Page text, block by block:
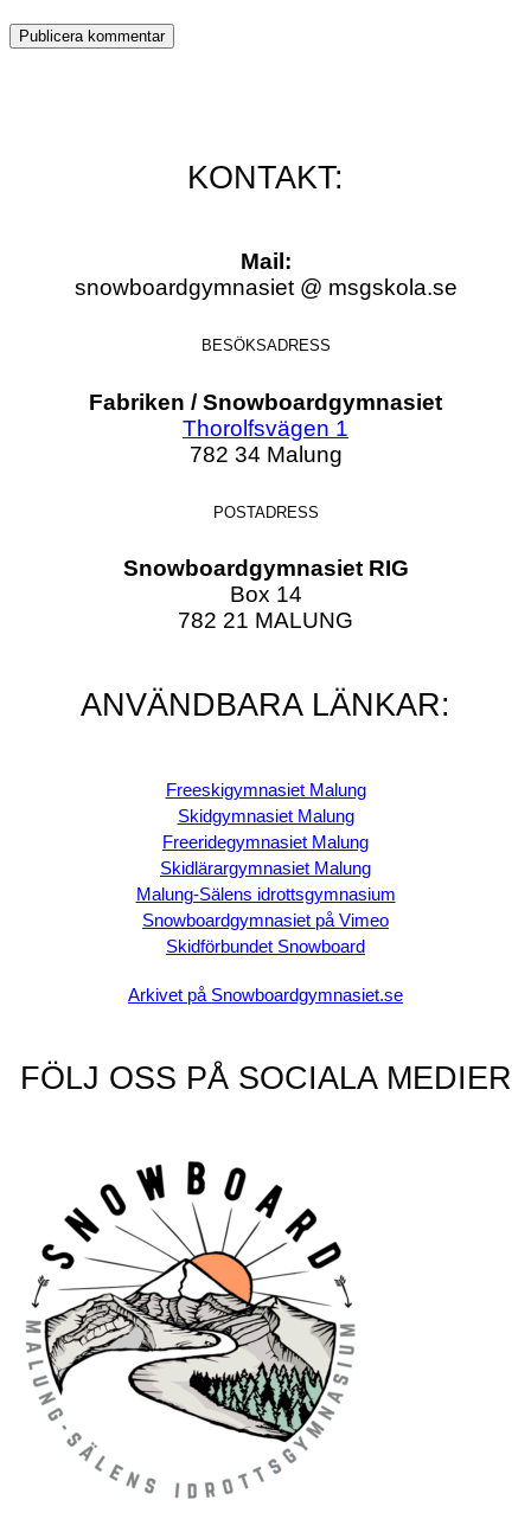
KONTAKT:
Mail:
snowboardgymnasiet @ msgskola.se
BESÖKSADRESS
Fabriken / Snowboardgymnasiet
Thorolfsvägen 1
782 34 Malung
POSTADRESS
Snowboardgymnasiet RIG
Box 14
782 21 MALUNG
ANVÄNDBARA LÄNKAR:
Freeskigymnasiet Malung
Skidgymnasiet Malung
Freeridegymnasiet Malung
Skidlärargymnasiet Malung
Malung-Sälens idrottsgymnasium
Snowboardgymnasiet på Vimeo
Skidförbundet Snowboard
Arkivet på Snowboardgymnasiet.se
FÖLJ OSS PÅ SOCIALA MEDIER